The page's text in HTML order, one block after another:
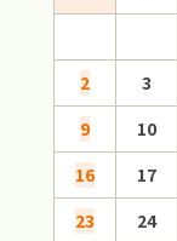
2
3
9
10
16
17
23
24